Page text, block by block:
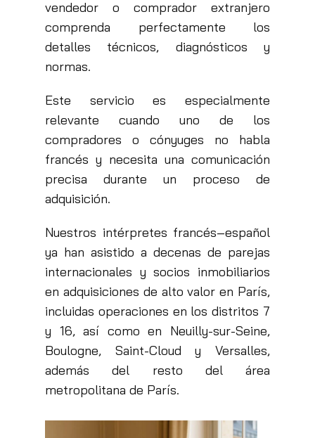
vendedor o comprador extranjero
comprenda perfectamente los
detalles técnicos, diagnósticos y
normas.
Este servicio es especialmente
relevante cuando uno de los
compradores o cónyuges no habla
francés y necesita una comunicación
precisa durante un proceso de
adquisición.
Nuestros intérpretes francés–español
ya han asistido a decenas de parejas
internacionales y socios inmobiliarios
en adquisiciones de alto valor en París,
incluidas operaciones en los distritos 7
y 16, así como en Neuilly-sur-Seine,
Boulogne, Saint-Cloud y Versalles,
además del resto del área
metropolitana de París.